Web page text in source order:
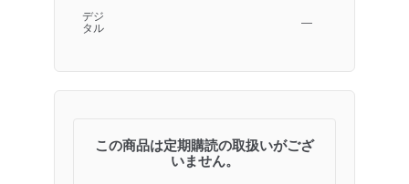
デジ
タル
―
この商品は定期購読の取扱いがござ
いません。